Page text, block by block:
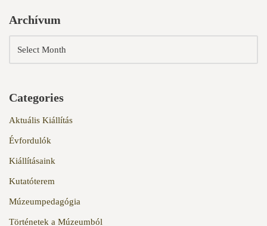
Archívum
Categories
Aktuális Kiállítás
Évfordulók
Kiállításaink
Kutatóterem
Múzeumpedagógia
Történetek a Múzeumból